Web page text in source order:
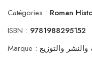
Catégories : Roman
ISBN : 9781988295152
Marque : والتوزيع